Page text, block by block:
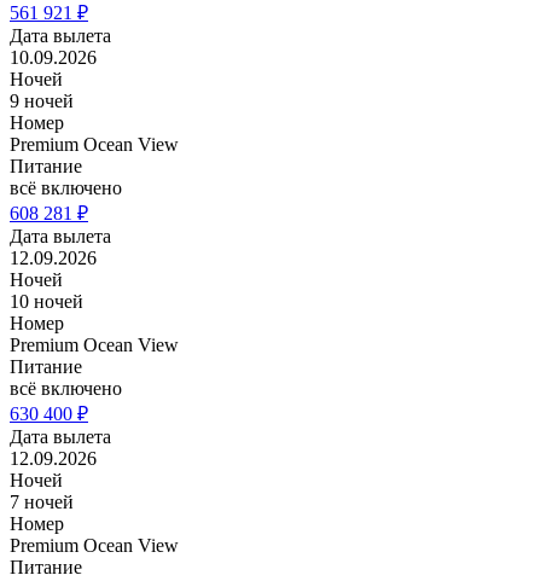
561 921 ₽
Дата вылета
10.09.2026
Ночей
9 ночей
Номер
Premium Ocean View
Питание
всё включено
608 281 ₽
Дата вылета
12.09.2026
Ночей
10 ночей
Номер
Premium Ocean View
Питание
всё включено
630 400 ₽
Дата вылета
12.09.2026
Ночей
7 ночей
Номер
Premium Ocean View
Питание